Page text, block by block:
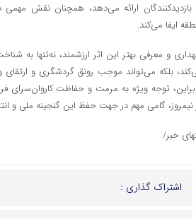
بازدیدکنندگان ارائه می‌دهد، همچنان نقش
ایفا می‌کند.
و معرفی بهتر این اثر ارزشمند، نه‌تنها به
بلکه می‌تواند موجب رونق گردشگری و
توجه ویژه به مرمت و حفاظت کاروان‌سرای
نیمروز، گامی مهم در جهت حفظ این گنجینه ملی و
خبر/
اشتراک گذاری :